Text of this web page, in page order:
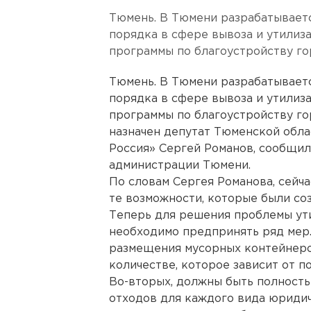
Тюмень. В Тюмени
порядка в сфере вывоза и
программы по благоустройству
Тюмень. В Тюмени
порядка в сфере вывоза и
программы по благоустройству
назначен депутат Тюменской
Россия» Сергей Романов,
администрации Тюмени.
По словам Сергея Романова,
те возможности, которые были
Теперь для решения проблемы
необходимо предпринять ряд
размещения мусорных
количестве, которое зависит от
Во-вторых, должны быть
отходов для каждого вида